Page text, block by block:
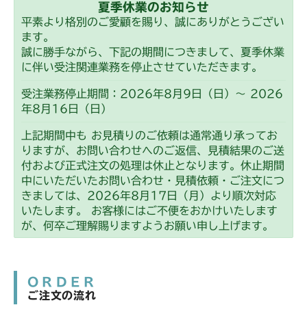
夏季休業のお知らせ
平素より格別のご愛顧を賜り、誠にありがとうござい
ます。
誠に勝手ながら、下記の期間につきまして、夏季休業
に伴い受注関連業務を停止させていただきます。
受注業務停止期間：2026年8月9日（日）～ 2026
年8月16日（日）
上記期間中も お見積りのご依頼は通常通り承ってお
りますが、お問い合わせへのご返信、見積結果のご送
付および正式注文の処理は休止となります。休止期間
中にいただいたお問い合わせ・見積依頼・ご注文につ
きましては、2026年8月17日（月）より順次対応
いたします。 お客様にはご不便をおかけいたします
が、何卒ご理解賜りますようお願い申し上げます。
ORDER
ご注文の流れ